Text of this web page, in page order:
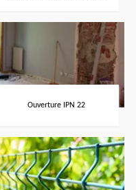
Ouverture IPN 22